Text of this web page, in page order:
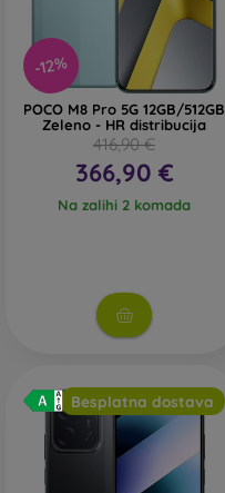
-12%
POCO M8 Pro 5G 12GB/512GB
Zeleno - HR distribucija
416,90 €
366,90 €
Na zalihi 2 komada
Besplatna dostava